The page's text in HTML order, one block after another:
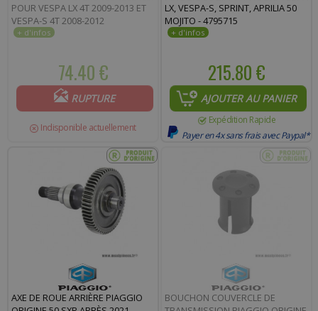
POUR VESPA LX 4T 2009-2013 ET
VESPA-S 4T 2008-2012
74.40 €
RUPTURE
Indisponible actuellement
LX, VESPA-S, SPRINT, APRILIA 50
MOJITO - 4795715
215.80 €
AJOUTER AU PANIER
Expédition Rapide
Payer en 4x sans frais avec Paypal*
AXE DE ROUE ARRIÈRE PIAGGIO
BOUCHON COUVERCLE DE